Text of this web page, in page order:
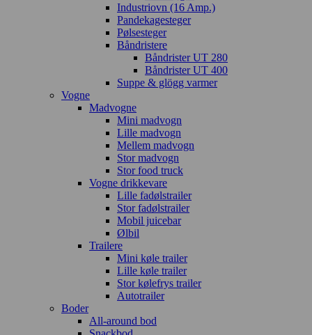
Industriovn (16 Amp.)
Pandekagesteger
Pølsesteger
Båndristere
Båndrister UT 280
Båndrister UT 400
Suppe & glögg varmer
Vogne
Madvogne
Mini madvogn
Lille madvogn
Mellem madvogn
Stor madvogn
Stor food truck
Vogne drikkevare
Lille fadølstrailer
Stor fadølstrailer
Mobil juicebar
Ølbil
Trailere
Mini køle trailer
Lille køle trailer
Stor kølefrys trailer
Autotrailer
Boder
All-around bod